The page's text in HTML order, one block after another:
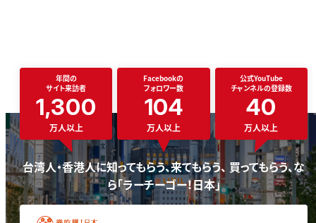
台湾人・香港人に知ってもらう、来てもらう、 買ってもらう、な
ら「ラーチーゴー！日本」
年間の
サイト来訪者
1,300
万人以上
Facebookの
フォロワー数
104
万人以上
公式YouTube
チャンネルの登録数
40
万人以上